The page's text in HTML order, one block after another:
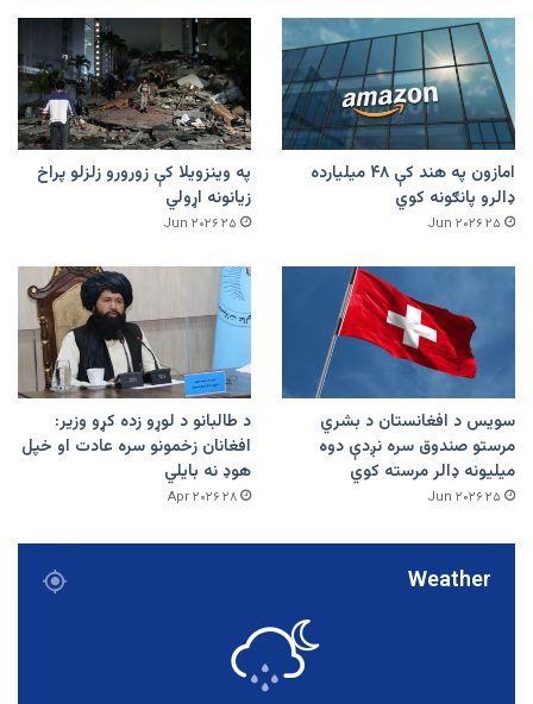
امازون په هند کې ۴۸ میلیارده
ډالرو پانګونه کوي
۲۵ Jun ۲۰۲۶
په وینزویلا کې زورورو زلزلو پراخ
زیانونه اړولي
۲۵ Jun ۲۰۲۶
سویس د افغانستان د بشري
مرستو صندوق سره نږدې دوه
میلیونه ډالر مرسته کوي
۲۵ Jun ۲۰۲۶
د طالبانو د لوړو زده کړو وزیر:
افغانان زخمونو سره عادت او خپل
هوډ نه بایلي
۲۸ Apr ۲۰۲۶
Weather